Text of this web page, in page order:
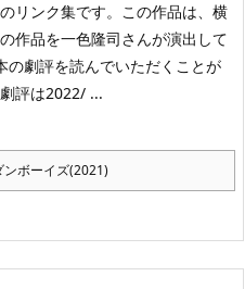
リンク集です。この作品は、横
作品を一色隆司さんが演出して
の劇評を読んでいただくことが
評は2022/ ...
ンボーイズ(2021)